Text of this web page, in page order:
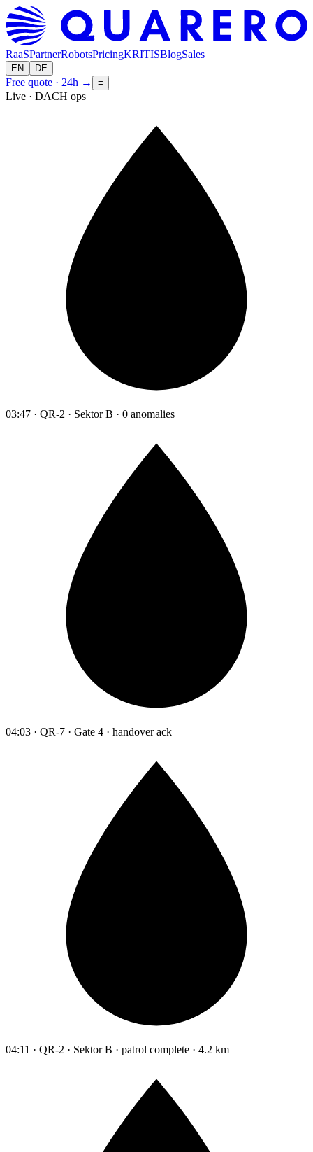
RaaSPartnerRobotsPricingKRITISBlogSales
EN DE
Free quote · 24h → ≡
Live · DACH ops
03:47 · QR-2 · Sektor B · 0 anomalies
04:03 · QR-7 · Gate 4 · handover ack
04:11 · QR-2 · Sektor B · patrol complete · 4.2 km